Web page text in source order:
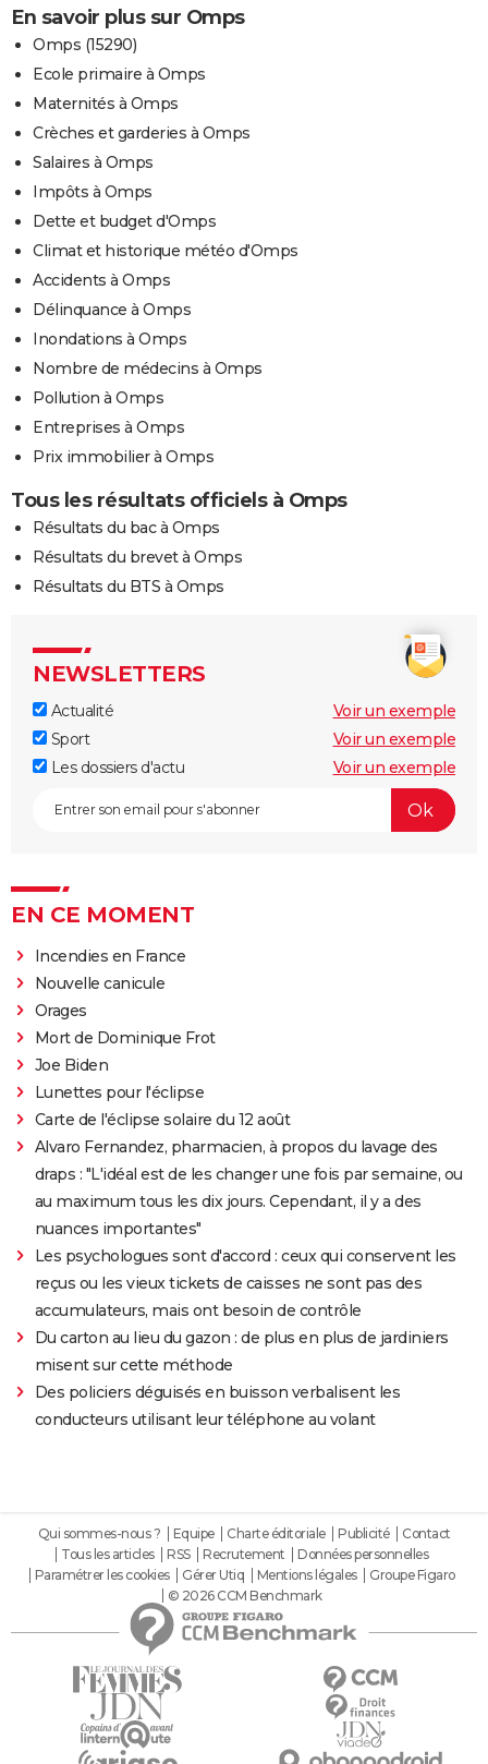
En savoir plus sur Omps
Omps (15290)
Ecole primaire à Omps
Maternités à Omps
Crèches et garderies à Omps
Salaires à Omps
Impôts à Omps
Dette et budget d'Omps
Climat et historique météo d'Omps
Accidents à Omps
Délinquance à Omps
Inondations à Omps
Nombre de médecins à Omps
Pollution à Omps
Entreprises à Omps
Prix immobilier à Omps
Tous les résultats officiels à Omps
Résultats du bac à Omps
Résultats du brevet à Omps
Résultats du BTS à Omps
NEWSLETTERS
Actualité
Voir un exemple
Sport
Voir un exemple
Les dossiers d'actu
Voir un exemple
EN CE MOMENT
Incendies en France
Nouvelle canicule
Orages
Mort de Dominique Frot
Joe Biden
Lunettes pour l'éclipse
Carte de l'éclipse solaire du 12 août
Alvaro Fernandez, pharmacien, à propos du lavage des
draps : "L'idéal est de les changer une fois par semaine, ou
au maximum tous les dix jours. Cependant, il y a des
nuances importantes"
Les psychologues sont d'accord : ceux qui conservent les
reçus ou les vieux tickets de caisses ne sont pas des
accumulateurs, mais ont besoin de contrôle
Du carton au lieu du gazon : de plus en plus de jardiniers
misent sur cette méthode
Des policiers déguisés en buisson verbalisent les
conducteurs utilisant leur téléphone au volant
Qui sommes-nous ? Equipe Charte éditoriale Publicité
Contact
Tous les articles
RSS Recrutement
Données personnelles
Paramétrer les cookies
Gérer Utiq Mentions légales
Groupe Figaro
© 2026 CCM Benchmark